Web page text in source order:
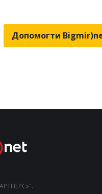
Допомогти